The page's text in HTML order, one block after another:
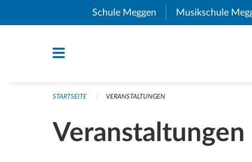
Navigation überspringen
Schule Meggen (External Link)
Musikschule
STARTSEITE VERANSTALTUNGEN
Veranstaltungen